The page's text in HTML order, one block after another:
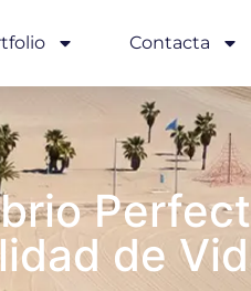
Contacta
de